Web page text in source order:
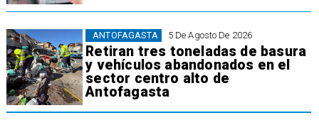
5 De Agosto De 2026
Retiran tres toneladas de basura
y vehículos abandonados en el
sector centro alto de
Antofagasta
ANTOFAGASTA